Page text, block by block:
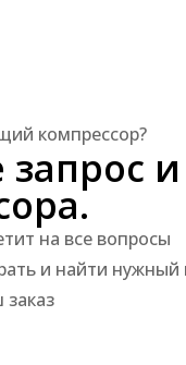
компрессор?
запрос
на все вопросы
и найти нужный